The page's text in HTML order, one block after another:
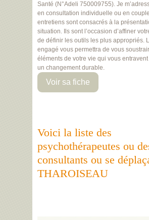
Santé (N°Adeli 750009755). Je
en consultation individuelle ou en
entretiens sont consacrés à la
situation. Ils sont l’occasion d’affiner
de définir les outils les plus appropriés.
engagé vous permettra de vous
éléments de votre vie qui vous entravent
un changement durable.
Voir sa fiche
Voici la liste des
psychothérapeutes ou
consultants ou se
THAROISEAU